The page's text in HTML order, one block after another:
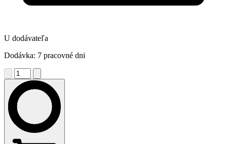
U dodávateľa
Dodávka: 7 pracovné dni